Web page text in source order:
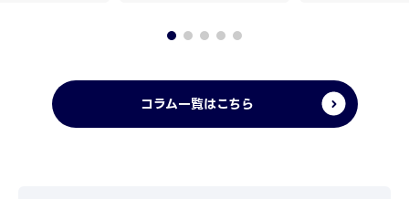
コラム一覧はこちら